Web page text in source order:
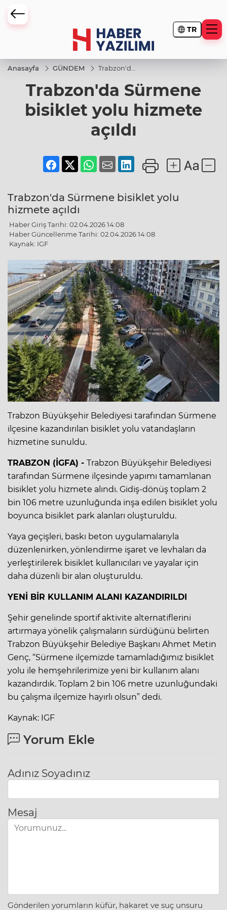
TR
Anasayfa GÜNDEM
Trabzon'da
bisiklet
yolu
açıldı
Trabzon'da Sürmene
bisiklet yolu hizmete
açıldı
Trabzon'da Sürmene bisiklet yolu
hizmete açıldı
Haber Giriş Tarihi: 02.04.2026 14:08
Haber Güncellenme Tarihi: 02.04.2026 14:08
Kaynak: IGF
Trabzon Büyükşehir Belediyesi tarafından Sürmene
ilçesine kazandırılan bisiklet yolu vatandaşların
hizmetine sunuldu.
TRABZON (İGFA) - Trabzon Büyükşehir Belediyesi
tarafından Sürmene ilçesinde yapımı tamamlanan
bisiklet yolu hizmete alındı. Gidiş-dönüş toplam 2
bin 106 metre uzunluğunda inşa edilen bisiklet yolu
boyunca bisiklet park alanları oluşturuldu.
Yaya geçişleri, baskı beton uygulamalarıyla
düzenlenirken, yönlendirme işaret ve levhaları da
yerleştirilerek bisiklet kullanıcıları ve yayalar için
daha düzenli bir alan oluşturuldu.
YENİ BİR KULLANIM ALANI KAZANDIRILDI
Şehir genelinde sportif aktivite alternatiflerini
artırmaya yönelik çalışmaların sürdüğünü belirten
Trabzon Büyükşehir Belediye Başkanı Ahmet Metin
Genç, “Sürmene ilçemizde tamamladığımız bisiklet
yolu ile hemşehrilerimize yeni bir kullanım alanı
kazandırdık. Toplam 2 bin 106 metre uzunluğundaki
bu çalışma ilçemize hayırlı olsun” dedi.
Kaynak: IGF
Yorum Ekle
Adınız Soyadınız
Mesaj
Gönderilen yorumların küfür, hakaret ve suç unsuru